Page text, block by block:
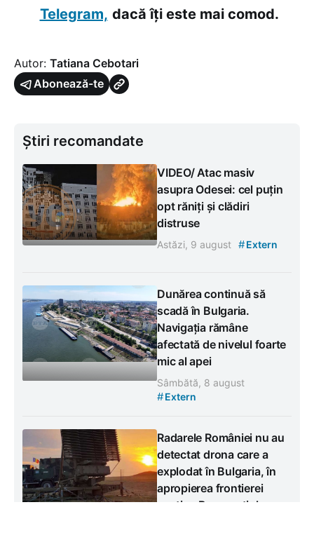
Telegram, dacă îți este mai comod.
Autor: Tatiana Cebotari
Abonează-te
Știri recomandate
VIDEO/ Atac masiv
asupra Odesei: cel puțin
opt răniți și clădiri
distruse
Astăzi, 9 august #Extern
Dunărea continuă să
scadă în Bulgaria.
Navigația rămâne
afectată de nivelul foarte
mic al apei
Sâmbătă, 8 august
#Extern
Radarele României nu au
detectat drona care a
explodat în Bulgaria, în
apropierea frontierei
susține Bucureștiul